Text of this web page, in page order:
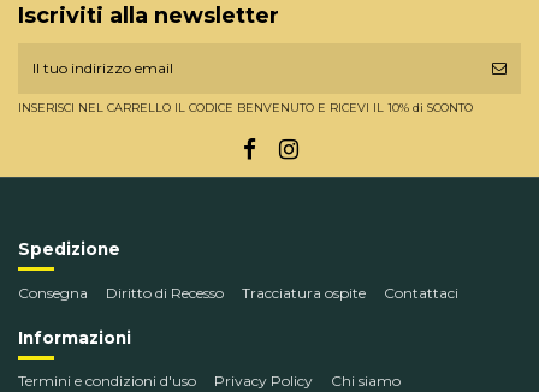
Iscriviti alla newsletter
INSERISCI NEL CARRELLO IL CODICE BENVENUTO E RICEVI IL 10% di SCONTO
Spedizione
Consegna Diritto di Recesso Tracciatura ospite Contattaci
Informazioni
Termini e condizioni d'uso Privacy Policy Chi siamo